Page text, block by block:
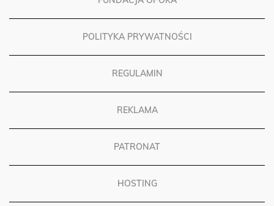
POLITYKA PRYWATNOŚCI
REGULAMIN
REKLAMA
PATRONAT
HOSTING